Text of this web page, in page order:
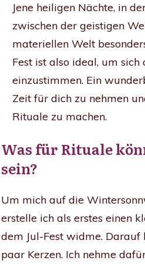
Jene heiligen Nächte, in
zwischen der geistigen
materiellen Welt
Fest ist also ideal, um sich
einzustimmen. Ein
Zeit für dich zu nehmen
Rituale zu machen.
Was für Rituale
sein?
Um mich auf die
erstelle ich als erstes einen
dem Jul-Fest widme.
paar Kerzen. Ich nehme